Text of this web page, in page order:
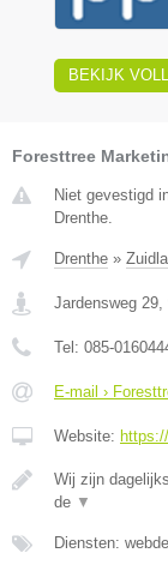
BEKIJK
Foresttree
Niet gevestigd
Drenthe.
Drenthe »
Jardensweg 29,
Tel: 085-
E-mail ›
Website:
Wij zijn
de ▼
Diensten: